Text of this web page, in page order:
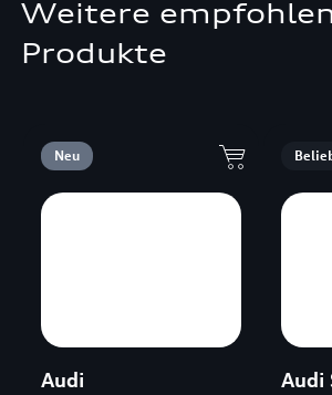
Weitere
Produkte
Neu
Audi
Audi